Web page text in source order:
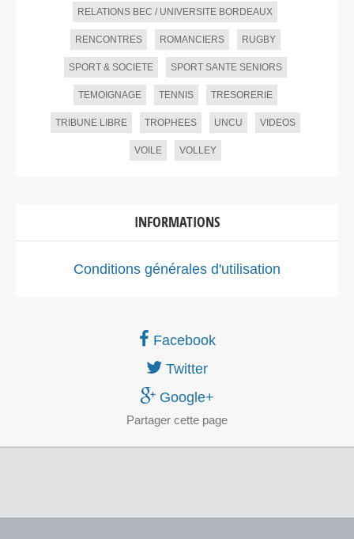
RELATIONS BEC / UNIVERSITE BORDEAUX
RENCONTRES ROMANCIERS RUGBY
SPORT & SOCIETE SPORT SANTE SENIORS
TEMOIGNAGE TENNIS TRESORERIE
TRIBUNE LIBRE TROPHEES UNCU VIDEOS
VOILE VOLLEY
INFORMATIONS
Conditions générales d'utilisation
Facebook
Twitter
Google+
Partager cette page